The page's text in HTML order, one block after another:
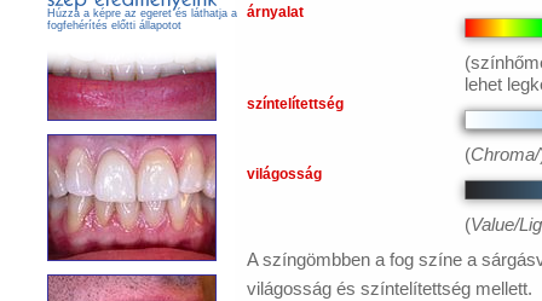
Húzza a képre az egeret és láthatja a
fogfehérítés előtti állapotot
árnyalat
lehet
színtelítettség
(Chroma/
világosság
(Value/
A színgömbben a fog színe a
világosság és színtelítettség mellett.